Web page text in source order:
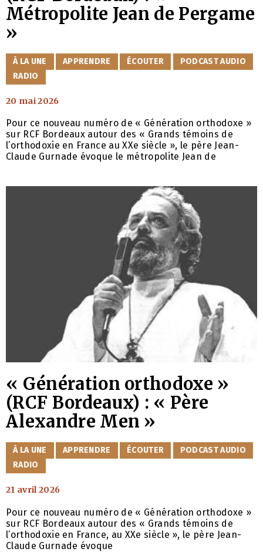
Métropolite Jean de Pergame
»
CATÉGORIES
À LA UNE APPRENDRE ÉCOUTER
PODCAST AUDIO
RADIO
20 mai 2026
Pour ce nouveau numéro de « Génération orthodoxe »
sur RCF Bordeaux autour des « Grands témoins de
l’orthodoxie en France au XXe siècle », le père Jean-
Claude Gurnade évoque le métropolite Jean de
« Génération orthodoxe »
(RCF Bordeaux) : « Père
Alexandre Men »
CATÉGORIES
À LA UNE APPRENDRE ÉCOUTER
PODCAST AUDIO
RADIO
21 avril 2026
Pour ce nouveau numéro de « Génération orthodoxe »
sur RCF Bordeaux autour des « Grands témoins de
l’orthodoxie en France, au XXe siècle », le père Jean-
Claude Gurnade évoque